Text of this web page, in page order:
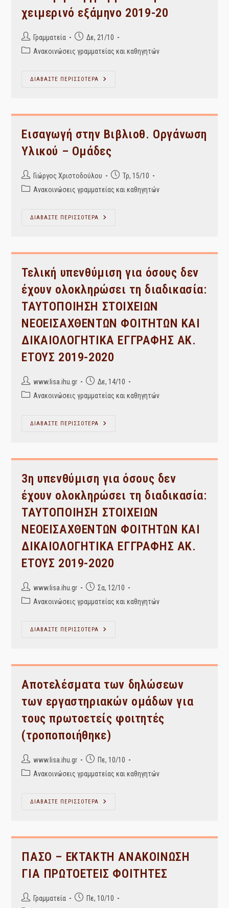
χειμερινό εξάμηνο 2019-20
Post
author:
Γραμματεία
PostΔε, 21/10
PostΑνακοινώσεις γραμματείας και καθηγητών
ΔΙΑΒΑΣΤΕ ΠΕΡΙΣΣΟΤΕΡΑ
Διανομή
Εξάμηνο
20
Εισαγωγή στην Βιβλιοθ. Οργάνωση
Υλικού – Ομάδες
Post
author:
Γιώργος Χριστοδούλου
Post
published:
Τρ, 15/10
PostΑνακοινώσεις γραμματείας και καθηγητών
ΔΙΑΒΑΣΤΕ ΠΕΡΙΣΣΟΤΕΡΑ
Εισαγωγή
–
Τελική υπενθύμιση για όσους δεν
έχουν ολοκληρώσει τη διαδικασία:
ΤΑΥΤΟΠΟΙΗΣΗ ΣΤΟΙΧΕΙΩΝ
ΝΕΟΕΙΣΑΧΘΕΝΤΩΝ ΦΟΙΤΗΤΩΝ ΚΑΙ
ΔΙΚΑΙΟΛΟΓΗΤΙΚΑ ΕΓΓΡΑΦΗΣ ΑΚ.
ΕΤΟΥΣ 2019-2020
Post
author:
www.lisa.ihu.gr
Post
published:
Δε, 14/10
PostΑνακοινώσεις γραμματείας και καθηγητών
ΔΙΑΒΑΣΤΕ ΠΕΡΙΣΣΟΤΕΡΑ
Τελική
Έχουν
Διαδικασία:
ΤΑΥΤΟΠΟΙΗΣΗ
ΣΤΟΙΧΕΙΩΝ
ΝΕΟΕΙΣΑΧΘΕΝΤΩΝ
ΦΟΙΤΗΤΩΝ
ΚΑΙ
ΔΙΚΑΙΟΛΟΓΗΤΙΚΑ
ΕΓΓΡΑΦΗΣ
ΕΤΟΥΣ
2019-
2020
3η υπενθύμιση για όσους δεν
έχουν ολοκληρώσει τη διαδικασία:
ΤΑΥΤΟΠΟΙΗΣΗ ΣΤΟΙΧΕΙΩΝ
ΝΕΟΕΙΣΑΧΘΕΝΤΩΝ ΦΟΙΤΗΤΩΝ ΚΑΙ
ΔΙΚΑΙΟΛΟΓΗΤΙΚΑ ΕΓΓΡΑΦΗΣ ΑΚ.
ΕΤΟΥΣ 2019-2020
Post
author:
www.lisa.ihu.gr
Post
published:
Σα, 12/10
PostΑνακοινώσεις γραμματείας και καθηγητών
ΔΙΑΒΑΣΤΕ ΠΕΡΙΣΣΟΤΕΡΑ
3η
Έχουν
Διαδικασία:
ΤΑΥΤΟΠΟΙΗΣΗ
ΣΤΟΙΧΕΙΩΝ
ΝΕΟΕΙΣΑΧΘΕΝΤΩΝ
ΦΟΙΤΗΤΩΝ
ΚΑΙ
ΔΙΚΑΙΟΛΟΓΗΤΙΚΑ
ΕΓΓΡΑΦΗΣ
ΑΚ.
2019-
2020
Αποτελέσματα των δηλώσεων
των εργαστηριακών ομάδων για
τους πρωτοετείς φοιτητές
(τροποποιήθηκε)
Post
author:
www.lisa.ihu.gr
Post
published:
Πε, 10/10
PostΑνακοινώσεις γραμματείας και καθηγητών
ΔΙΑΒΑΣΤΕ ΠΕΡΙΣΣΟΤΕΡΑ
Αποτελέσματα
Ομάδων
Τους
Πρωτοετείς
(τροποποιήθηκε)
ΠΑΣΟ – ΕΚΤΑΚΤΗ ΑΝΑΚΟΙΝΩΣΗ
ΓΙΑ ΠΡΩΤΟΕΤΕΙΣ ΦΟΙΤΗΤΕΣ
PostΓραμματεία
PostΠε, 10/10